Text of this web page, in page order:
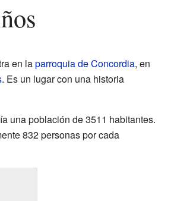
en laparroquia de Concordia, en
. Es un lugar con una historia
una población de 3511 habitantes.
832 personas por cada